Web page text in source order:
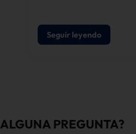
Seguir leyendo
PREGUNTA?